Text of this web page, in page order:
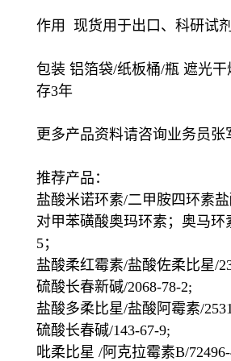
作用 现货用于出口、科研试
包装 铝箔袋/纸板桶/瓶 遮光
存3年
更多产品资料请咨询业务员张
推荐产品：
盐酸米诺环素/二甲胺四环素盐
对甲苯磺酸奥玛环素；奥马环
5；
盐酸柔红霉素/盐酸佐柔比星/
硫酸长春新碱/2068-78-2;
盐酸多柔比星/盐酸阿霉素/
硫酸长春碱/143-67-9;
吡柔比星 /阿克拉霉素B/